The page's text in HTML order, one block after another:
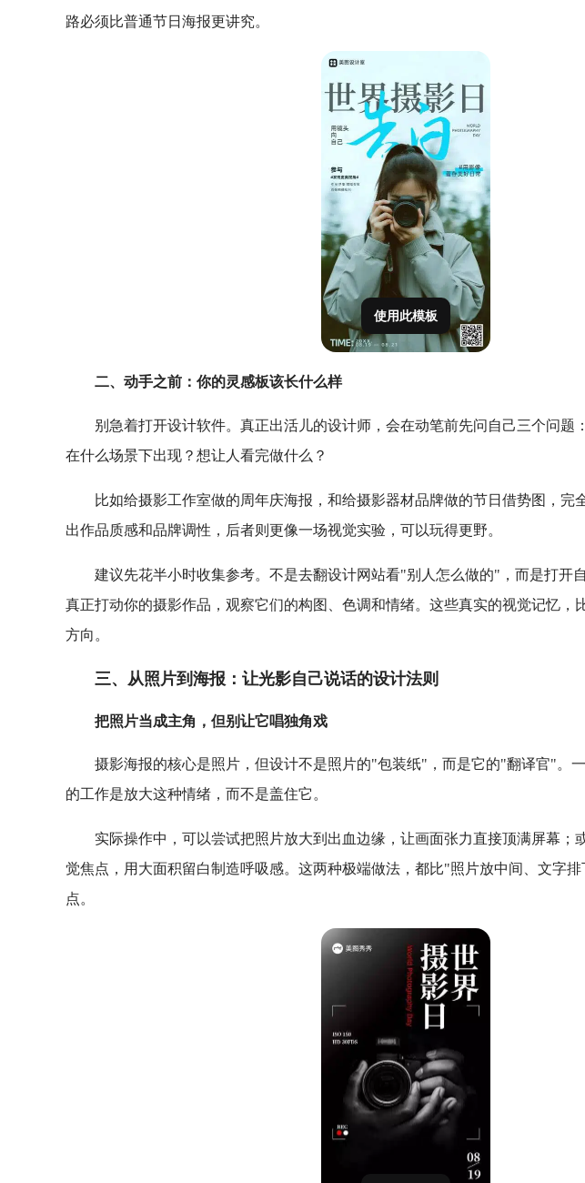
路必须比普通节日海报更讲究。
使用此模板
二、动手之前：你的灵感板该长什么样
别急着打开设计软件。真正出活儿的设计师，会在动笔前先问自己三个问题
在什么场景下出现？想让人看完做什么？
比如给摄影工作室做的周年庆海报，和给摄影器材品牌做的节日借势图，完
出作品质感和品牌调性，后者则更像一场视觉实验，可以玩得更野。
建议先花半小时收集参考。不是去翻设计网站看"别人怎么做的"，而是打开
真正打动你的摄影作品，观察它们的构图、色调和情绪。这些真实的视觉记忆，
方向。
三、从照片到海报：让光影自己说话的设计法则
把照片当成主角，但别让它唱独角戏
摄影海报的核心是照片，但设计不是照片的"包装纸"，而是它的"翻译官"。
的工作是放大这种情绪，而不是盖住它。
实际操作中，可以尝试把照片放大到出血边缘，让画面张力直接顶满屏幕；
觉焦点，用大面积留白制造呼吸感。这两种极端做法，都比"照片放中间、文字
点。